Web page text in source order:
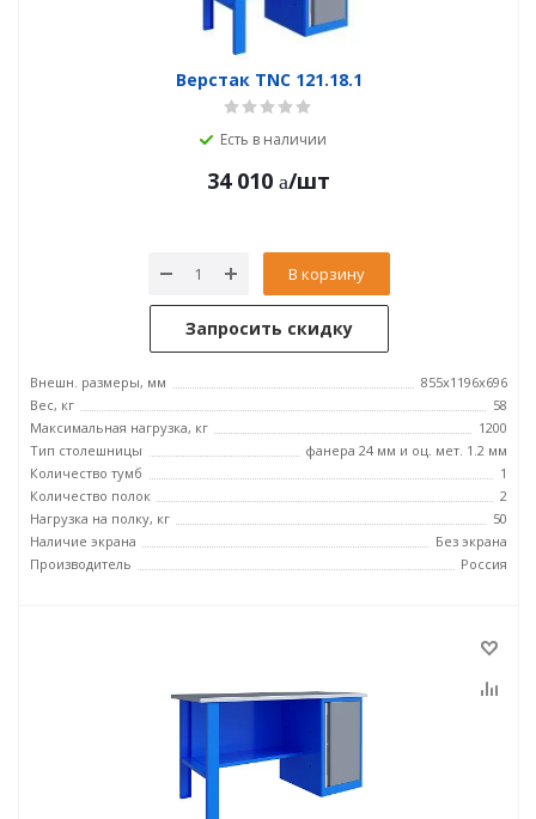
Верстак TNC 121.18.1
Есть в наличии
34 010 /шт
В корзину
Запросить скидку
Внешн. размеры, мм
855x1196x696
Вес, кг
58
Максимальная нагрузка, кг
1200
Тип столешницы
фанера 24 мм и оц. мет. 1.2 мм
Количество тумб
1
Количество полок
2
Нагрузка на полку, кг
50
Наличие экрана
Без экрана
Производитель
Россия